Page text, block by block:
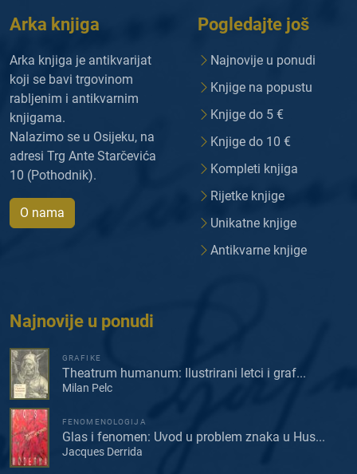
Arka knjiga
Arka knjiga je antikvarijat
koji se bavi trgovinom
rabljenim i antikvarnim
knjigama.
Nalazimo se u Osijeku, na
adresi Trg Ante Starčevića
10 (Pothodnik).
O nama
Pogledajte još
Najnovije u ponudi
Knjige na popustu
Knjige do 5 €
Knjige do 10 €
Kompleti knjiga
Rijetke knjige
Unikatne knjige
Antikvarne knjige
Najnovije u ponudi
GRAFIKE
Theatrum humanum: Ilustrirani letci i graf...
Milan Pelc
FENOMENOLOGIJA
Glas i fenomen: Uvod u problem znaka u Hus...
Jacques Derrida